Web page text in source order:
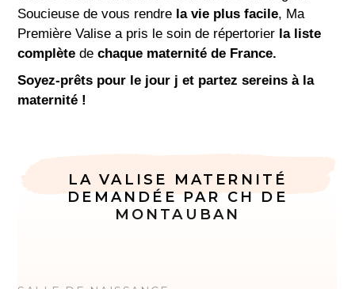
Soucieuse de vous rendre la vie plus facile, Ma
Première Valise a pris le soin de répertorier la liste
complète dechaque maternité de France.
Soyez-prêts pour le jour j et partez sereins à la
maternité !
LA VALISE MATERNITÉ
DEMANDÉE PAR CH DE
MONTAUBAN